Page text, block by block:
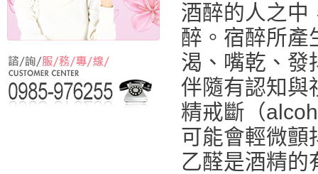
酒醉的人之中
醉。宿醉所產
渴、嘴乾、發
伴隨有認知與
精戒斷（
可能會輕微顫
乙醛是酒精的